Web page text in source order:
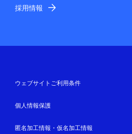
採用情報
ウェブサイトご利用条件
個人情報保護
匿名加工情報・仮名加工情報